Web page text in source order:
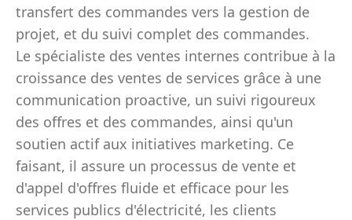
transfert des commandes vers la gestion de
projet, et du suivi complet des commandes.
Le spécialiste des ventes internes contribue à la
croissance des ventes de services grâce à une
communication proactive, un suivi rigoureux
des offres et des commandes, ainsi qu'un
soutien actif aux initiatives marketing. Ce
faisant, il assure un processus de vente et
d'appel d'offres fluide et efficace pour les
services publics d'électricité, les clients